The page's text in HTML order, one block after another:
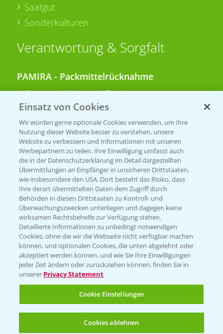
Saatgut
Sonderkulturen
Verantwortung & Sorgfalt
PAMIRA - Packmittelrücknahme
Sammelstellen und Termine
PRE - Chemikalien sicher entsorgen
Sammelstellen und Termine
Kontakt & Notfall
Beratung auf WhatsApp
T.+49 (0)174 346 564 1
KONTAKT
Hilfe in Notfällen
T.+49 (0)214/30-20220
Einsatz von Cookies
Wir würden gerne optionale Cookies verwenden, um Ihre
Nutzung dieser Website besser zu verstehen, unsere
Website zu verbessern und Informationen mit unseren
Werbepartnern zu teilen. Ihre Einwilligung umfasst auch
die in der Datenschutzerklärung im Detail dargestellten
Übermittlungen an Empfänger in unsicheren Drittstaaten,
wie insbesondere den USA. Dort besteht das Risiko, dass
Ihre derart übermittelten Daten dem Zugriff durch
Behörden in diesen Drittstaaten zu Kontroll- und
Überwachungszwecken unterliegen und dagegen keine
wirksamen Rechtsbehelfe zur Verfügung stehen.
Detaillierte Informationen zu unbedingt notwendigen
Cookies, ohne die wir die Webseite nicht verfügbar machen
können, und optionalen Cookies, die unten abgelehnt oder
akzeptiert werden können, und wie Sie Ihre Einwilligungen
jeder Zeit ändern oder zurückziehen können, finden Sie in
unserer Privacy Statement
Cookie Einstellungen
Cookies ablehnen